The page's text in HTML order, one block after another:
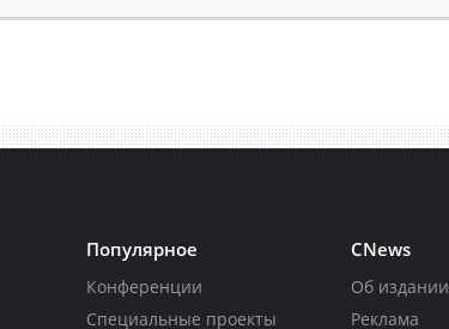
Популярное
Конференции
Специальные проекты
CNews
Об издании
Реклама